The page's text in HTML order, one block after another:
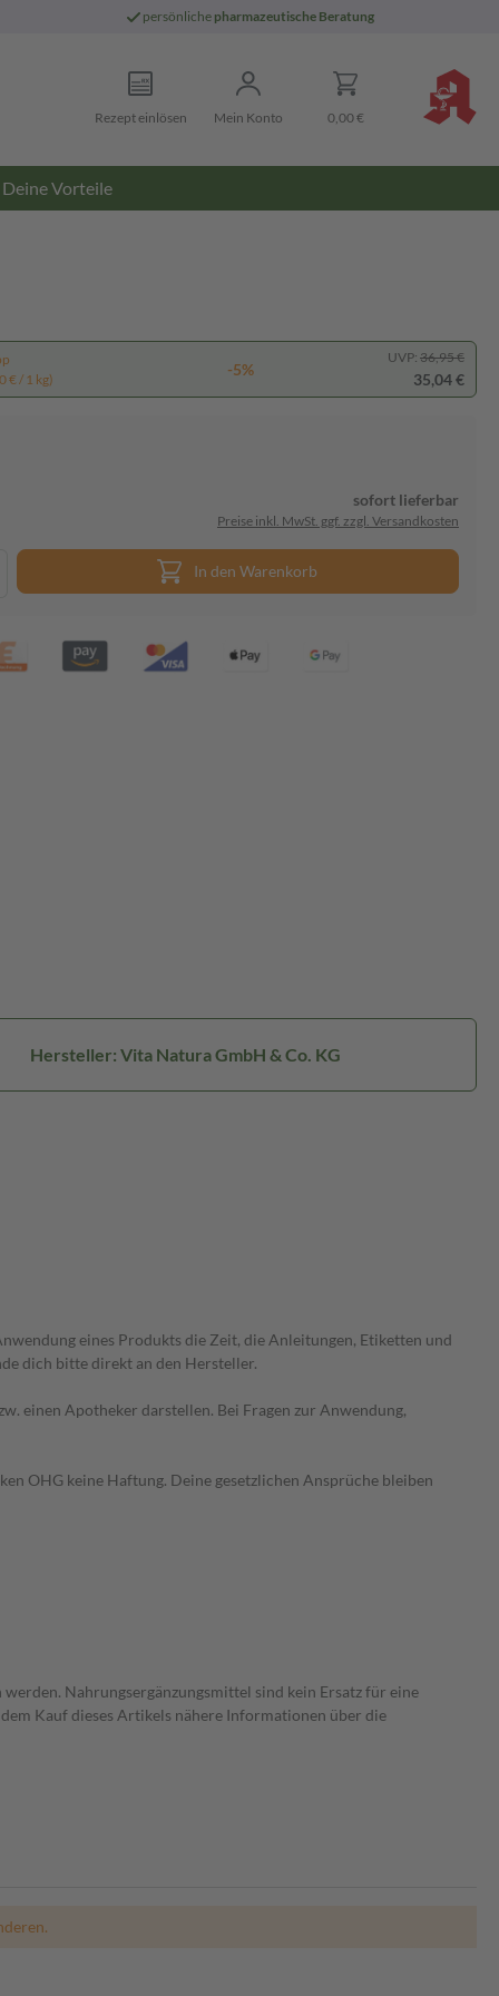
persönliche pharmazeutische Beratung
Rezept einlösen Mein Konto 0,00 €
Deine Vorteile
€ / 1 kg)
-5%
UVP: 36,95 €
35,04 €
sofort lieferbar
Preise inkl. MwSt. ggf. zzgl. Versandkosten
In den Warenkorb
Hersteller: Vita Natura GmbH & Co. KG
eines Produkts die Zeit, die Anleitungen, Etiketten und
dich bitte direkt an den Hersteller.
einen Apotheker darstellen. Bei Fragen zur Anwendung,
OHG keine Haftung. Deine gesetzlichen Ansprüche bleiben
Nahrungsergänzungsmittel sind kein Ersatz für eine
Kauf dieses Artikels nähere Informationen über die